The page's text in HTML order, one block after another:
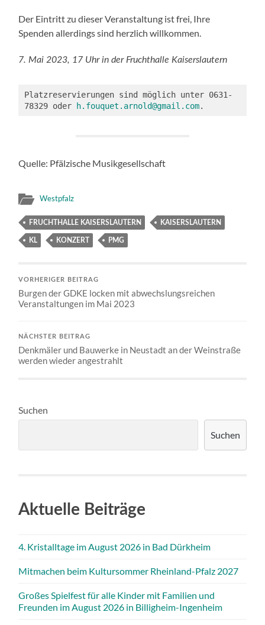
Der Eintritt zu dieser Veranstaltung ist frei, Ihre
Spenden allerdings sind herzlich willkommen.
7. Mai 2023, 17 Uhr in der Fruchthalle Kaiserslautern
Platzreservierungen sind möglich unter 0631-
78329 oder h.fouquet.arnold@gmail.com.
Quelle: Pfälzische Musikgesellschaft
Westpfalz
FRUCHTHALLE KAISERSLAUTERN KAISERSLAUTERN
KL KONZERT PMG
VORHERIGER BEITRAG
Burgen der GDKE locken mit abwechslungsreichen
Veranstaltungen im Mai 2023
NÄCHSTER BEITRAG
Denkmäler und Bauwerke in Neustadt an der Weinstraße
werden wieder angestrahlt
Suchen
Suchen
Aktuelle Beiträge
4. Kristalltage im August 2026 in Bad Dürkheim
Mitmachen beim Kultursommer Rheinland-Pfalz 2027
Großes Spielfest für alle Kinder mit Familien und
Freunden im August 2026 in Billigheim-Ingenheim